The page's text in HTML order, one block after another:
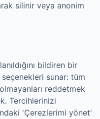
silinir veya anonim
bildiren bir
sunar: tüm
reddetmek
Tercihlerinizi
'Çerezlerimi yönet'